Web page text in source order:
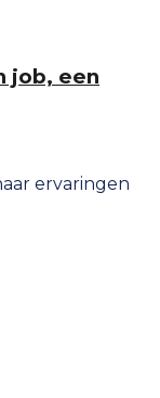
job, een
ervaringen